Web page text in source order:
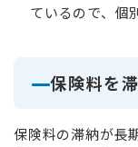
ているので、個
保険料を
保険料の滞納が長